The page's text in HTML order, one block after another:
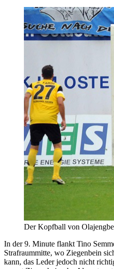
Der Kopfball von
In der 9. Minute flankt Tino
Strafraummitte, wo Ziegenbein
kann, das Leder jedoch nicht